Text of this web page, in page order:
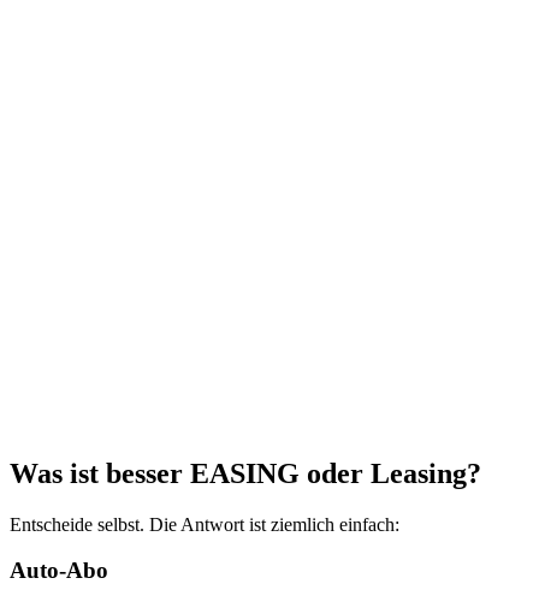
Was ist besser EASING oder Leasing?
Entscheide selbst. Die Antwort ist ziemlich einfach:
Auto-Abo